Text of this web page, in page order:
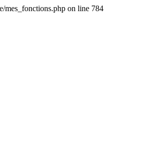
mes_fonctions.php on line 784